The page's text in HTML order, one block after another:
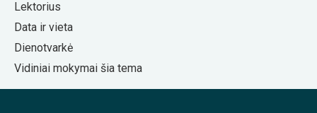
Lektorius
Data ir vieta
Dienotvarkė
Vidiniai mokymai šia tema